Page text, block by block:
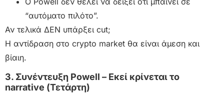
“αυτόματο πιλότο”.
Αν τελικά ΔΕΝ υπάρξει cut;
Η αντίδραση στο crypto market θα είναι άμεση και
βίαιη.
3. Συνέντευξη Powell – Εκεί κρίνεται το
narrative (Τετάρτη)